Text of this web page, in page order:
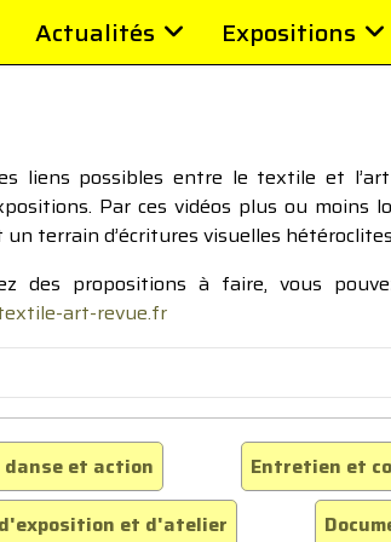
Actualités Expositions
liens possibles entre le textile et
Par ces vidéos plus ou moins
terrain d’écritures visuelles
propositions à faire, vous
art-revue.fr
et action
Entretien et
et d'atelier